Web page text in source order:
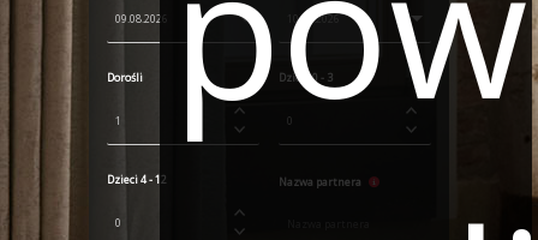
Dorośli Dzieci 0 - 3
Dzieci 4 - 12 Nazwa partnera